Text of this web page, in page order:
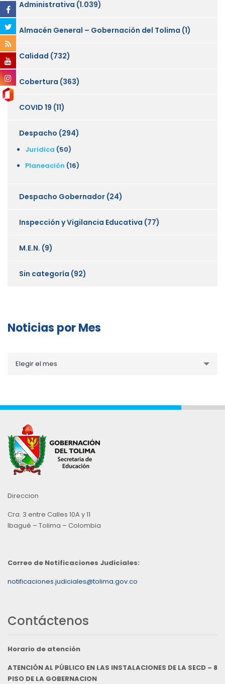
Administrativa (1.039)
Almacén General – Gobernación del Tolima (1)
Calidad (732)
Cobertura (363)
COVID 19 (11)
Despacho (294)
Juridica (50)
Planeación (16)
Despacho Gobernador (24)
Inspección y Vigilancia Educativa (77)
M.E.N. (9)
Sin categoría (92)
Noticias por Mes
porElegir el mes
Direccion
Cra. 3 entre Calles 10A y 11
Ibagué – Tolima – Colombia
Correo de Notificaciones Judiciales:
notificaciones.judiciales@tolima.gov.co
Contáctenos
Horario de atención
ATENCIÓN AL PÚBLICO EN LAS INSTALACIONES DE LA SECD – 8
PISO DE LA GOBERNACION